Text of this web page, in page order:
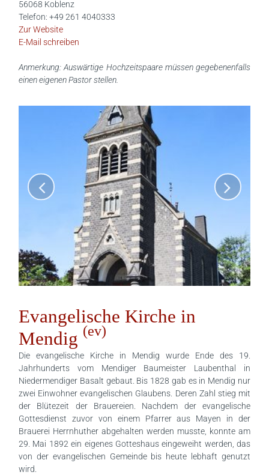
56068 Koblenz
Telefon: +49 261 4040333
Zur Website
E-Mail schreiben
Anmerkung: Auswärtige Hochzeitspaare müssen gegebenenfalls
einen eigenen Pastor stellen.
Evangelische Kirche in
Mendig (ev)
Die evangelische Kirche in Mendig wurde Ende des 19.
Jahrhunderts vom Mendiger Baumeister Laubenthal in
Niedermendiger Basalt gebaut. Bis 1828 gab es in Mendig nur
zwei Einwohner evangelischen Glaubens. Deren Zahl stieg mit
der Blütezeit der Brauereien. Nachdem der evangelische
Gottesdienst zuvor von einem Pfarrer aus Mayen in der
Brauerei Herrnhuther abgehalten werden musste, konnte am
29. Mai 1892 ein eigenes Gotteshaus eingeweiht werden, das
von der evangelischen Gemeinde bis heute lebhaft genutzt
wird.